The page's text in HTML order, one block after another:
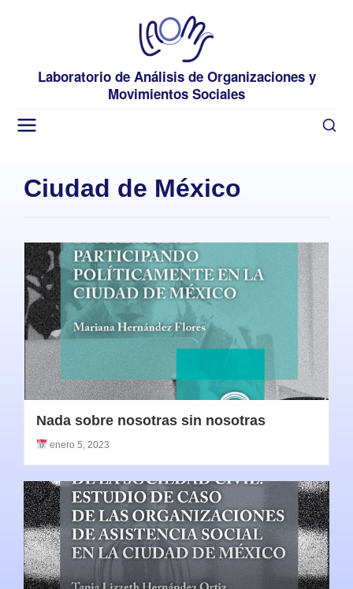
Laboratorio de Análisis de Organizaciones y
Movimientos Sociales
Ciudad de México
Nada sobre nosotras sin nosotras
enero 5, 2023